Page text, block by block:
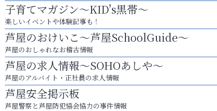
子育てマガジン～KID's黒帯～
楽しいイベントや体験記事も！
芦屋のおけいこ～芦屋SchoolGuide～
芦屋のおしゃれなお稽古情報
芦屋の求人情報～SOHOあしや～
芦屋のアルバイト・正社員の求人情報
芦屋安全掲示板
芦屋警察と芦屋防犯協会協力の事件情報